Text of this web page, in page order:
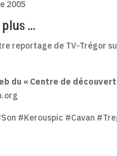
2005
plus …
reportage de TV-Trégor
du « Centre de
#Kerouspic #Cavan